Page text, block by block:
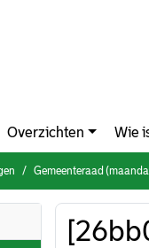
Overzichten Wie
Gemeenteraad